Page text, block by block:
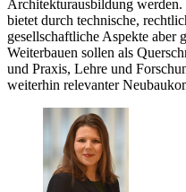
Architekturausbildung
bietet durch technische,
gesellschaftliche Aspekte aber
Weiterbauen sollen als
und Praxis, Lehre und
weiterhin relevanter